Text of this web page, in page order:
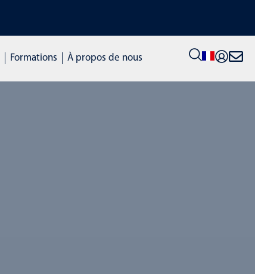
DÉCOUVREZ NOS
Formations À propos de nous